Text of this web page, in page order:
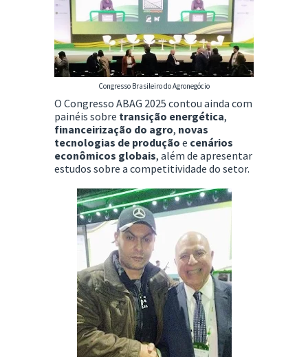
Congresso Brasileiro do Agronegócio
O Congresso ABAG 2025 contou ainda com
painéis sobre transição energética,
financeirização do agro, novas
tecnologias de produção e cenários
econômicos globais, além de apresentar
estudos sobre a competitividade do setor.